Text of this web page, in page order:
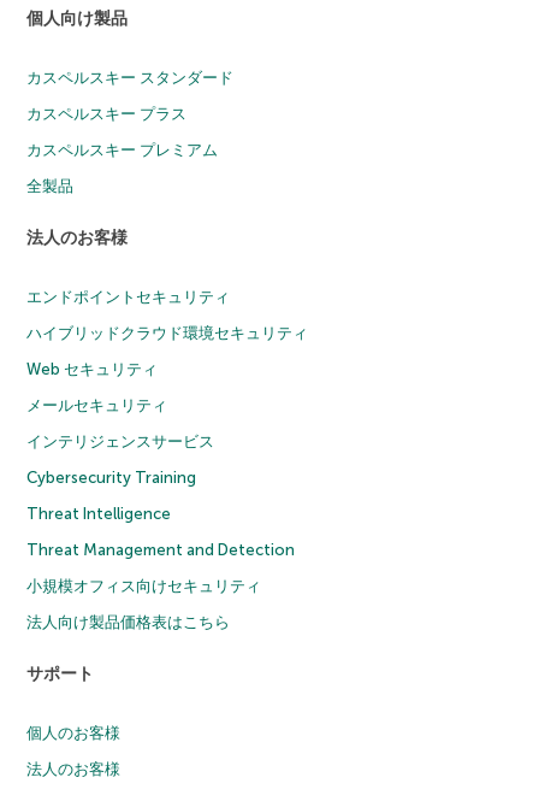
個人向け製品
カスペルスキー スタンダード
カスペルスキー プラス
カスペルスキー プレミアム
全製品
法人のお客様
エンドポイントセキュリティ
ハイブリッドクラウド環境セキュリティ
Web セキュリティ
メールセキュリティ
インテリジェンスサービス
Cybersecurity Training
Threat Intelligence
Threat Management and Detection
小規模オフィス向けセキュリティ
法人向け製品価格表はこちら
サポート
個人のお客様
法人のお客様